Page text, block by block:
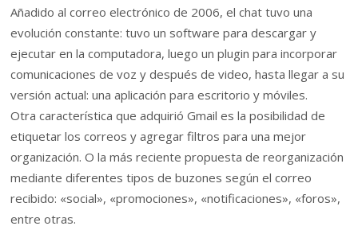
Añadido al correo electrónico de 2006, el chat tuvo una
evolución constante: tuvo un software para descargar y
ejecutar en la computadora, luego un plugin para incorporar
comunicaciones de voz y después de video, hasta llegar a su
versión actual: una aplicación para escritorio y móviles.
Otra característica que adquirió Gmail es la posibilidad de
etiquetar los correos y agregar filtros para una mejor
organización. O la más reciente propuesta de reorganización
mediante diferentes tipos de buzones según el correo
recibido: «social», «promociones», «notificaciones», «foros»,
entre otras.